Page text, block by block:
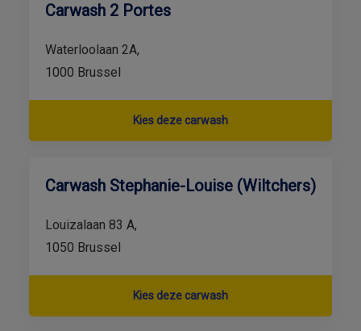
Carwash 2 Portes
Waterloolaan 2A,
1000 Brussel
Kies deze carwash
Carwash Stephanie-Louise (Wiltchers)
Louizalaan 83 A,
1050 Brussel
Kies deze carwash